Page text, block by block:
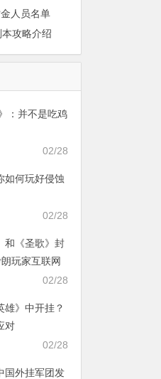
人员名单
攻略介绍
：并不是吃鸡
02/28
如何玩好侵蚀
02/28
和《圣歌》封
玩家互联网
02/28
雄》中开挂？
对
02/28
国外挂军团发